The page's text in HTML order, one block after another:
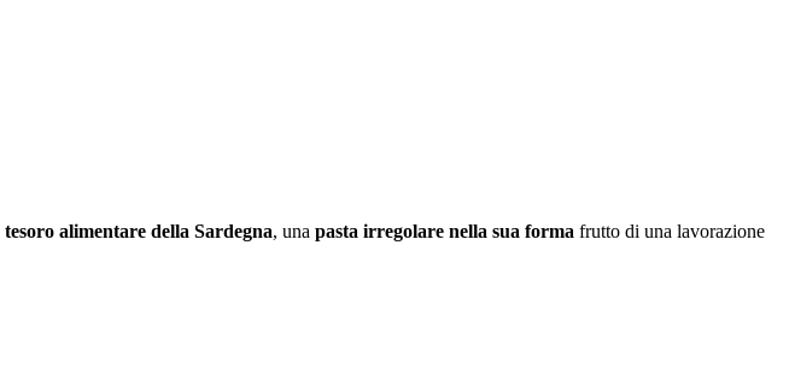
tesoro alimentare della Sardegna, una pasta irregolare nella sua forma frutto di una lavorazione